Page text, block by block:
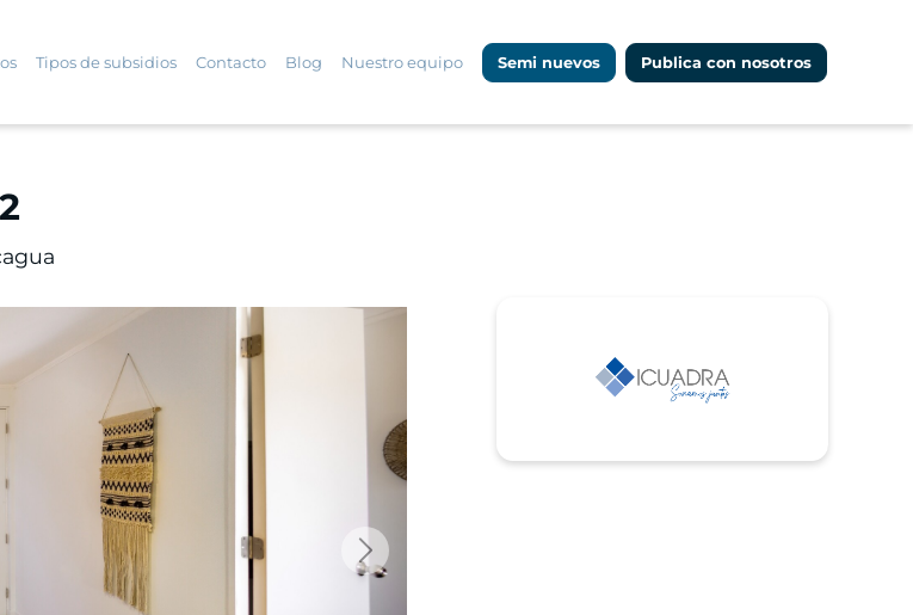
Tipos de subsidios Contacto Blog Nuestro equipo Semi nuevos Publica con nosotros
Next